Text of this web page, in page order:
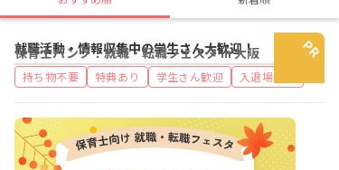
保育士バンク！就職・転職フェスタ in 大阪
就職活動・情報収集中の学生さん大歓迎！
持ち物不要 特典あり 学生さん歓迎 入退場自由